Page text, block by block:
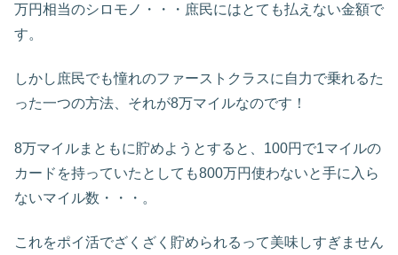
万円相当のシロモノ・・・庶民にはとても払えない金額で
す。
しかし庶民でも憧れのファーストクラスに自力で乗れるた
った一つの方法、それが8万マイルなのです！
8万マイルまともに貯めようとすると、100円で1マイルの
カードを持っていたとしても800万円使わないと手に入ら
ないマイル数・・・。
これをポイ活でざくざく貯められるって美味しすぎません